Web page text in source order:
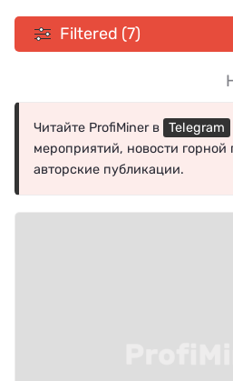
Filtered (7)
Читайте ProfiMiner в Telegram
мероприятий, новости
авторские публикации.